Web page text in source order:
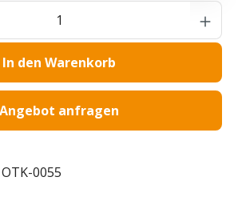
Gib den gewünschten
In den Warenkorb
Angebot anfragen
OTK-0055